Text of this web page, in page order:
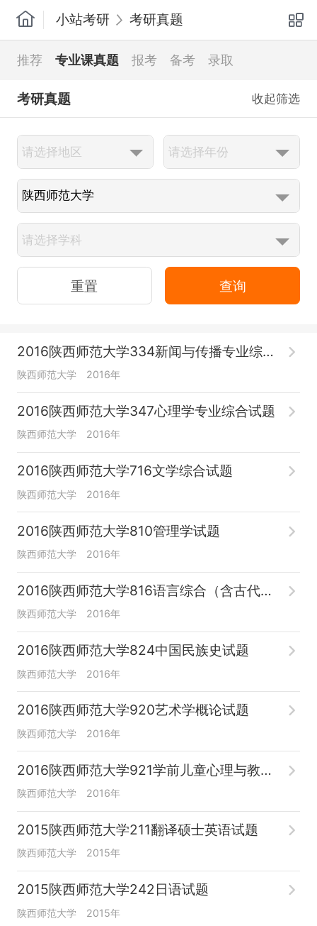
小站考研 考研真题
推荐 专业课真题 报考 备考 录取
考研真题 收起筛选
重置 查询
2016陕西师范大学334新闻与传播专业综合能力
陕西师范大学 2016年
2016陕西师范大学347心理学专业综合试题
陕西师范大学 2016年
2016陕西师范大学716文学综合试题
陕西师范大学 2016年
2016陕西师范大学810管理学试题
陕西师范大学 2016年
2016陕西师范大学816语言综合（含古代汉语、
陕西师范大学 2016年
2016陕西师范大学824中国民族史试题
陕西师范大学 2016年
2016陕西师范大学920艺术学概论试题
陕西师范大学 2016年
2016陕西师范大学921学前儿童心理与教育试题
陕西师范大学 2016年
2015陕西师范大学211翻译硕士英语试题
陕西师范大学 2015年
2015陕西师范大学242日语试题
陕西师范大学 2015年